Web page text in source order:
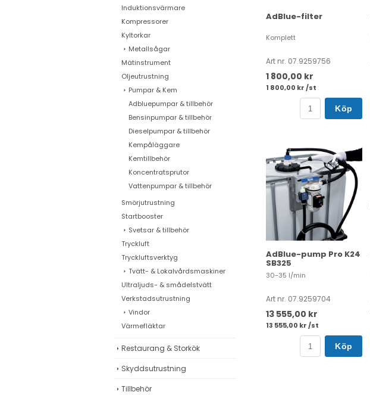
Induktionsvärmare
Kompressorer
Kyltorkar
Metallsågar
Mätinstrument
Oljeutrustning
Pumpar & Kem
Adbluepumpar & tillbehör
Bensinpumpar & tillbehör
Dieselpumpar & tillbehör
Kempåläggare
Kemtillbehör
Koncentratsprutor
Vattenpumpar & tillbehör
Smörjutrustning
Startbooster
Svetsar & tillbehör
Tryckluft
Tryckluftsverktyg
Tvätt- & Lokalvårdsmaskiner
Ultraljuds- & smådelstvätt
Verkstadsutrustning
Vindor
Värmefläktar
Restaurang & Storkök
Skyddsutrustning
Tillbehör
AdBlue-filter
Komplett
Art nr. 07.9259756
1 800,00 kr
1 800,00 kr /st
Köp
AdBlue-pump Pro K24
SB325
30-35 l/min
Art nr. 07.9259704
13 555,00 kr
13 555,00 kr /st
Köp